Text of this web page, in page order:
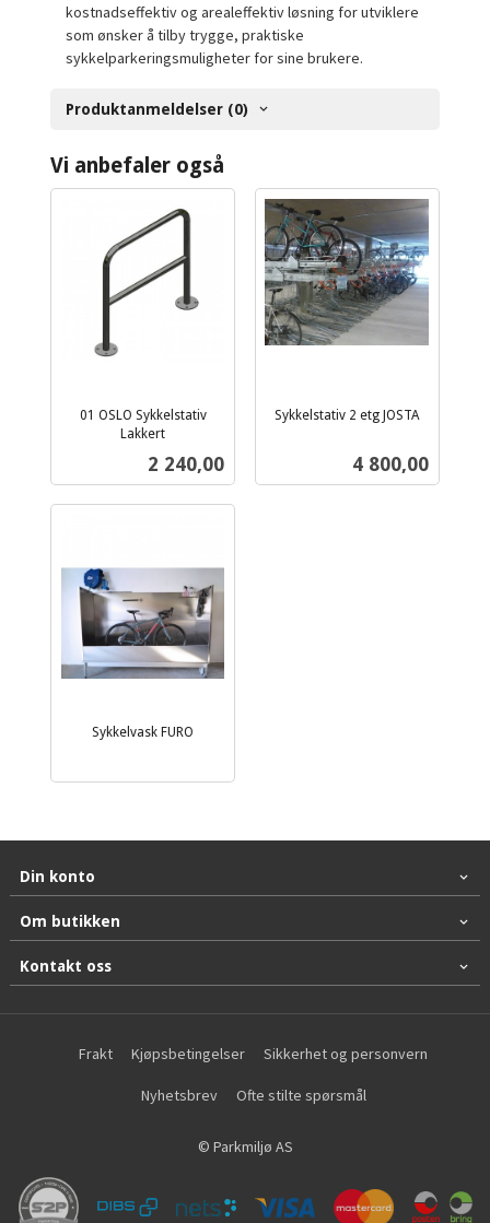
kostnadseffektiv og arealeffektiv løsning for utviklere
som ønsker å tilby trygge, praktiske
sykkelparkeringsmuligheter for sine brukere.
Produktanmeldelser (0)
Vi anbefaler også
01 OSLO Sykkelstativ
Lakkert
Pris
2 240,00
Sykkelstativ 2 etg JOSTA
Pris
4 800,00
Sykkelvask FURO
Din konto
Om butikken
Kontakt oss
Frakt Kjøpsbetingelser Sikkerhet og personvern
Nyhetsbrev Ofte stilte spørsmål
© Parkmiljø AS